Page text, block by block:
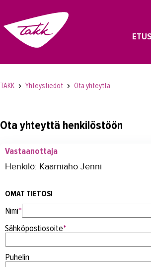
TAKK Yhteystiedot Ota yhteyttä
Ota yhteyttä henkilöstöön
Vastaanottaja
Henkilö: Kaarniaho Jenni
OMAT TIETOSI
Nimi*
Sähköpostiosoite*
Puhelin